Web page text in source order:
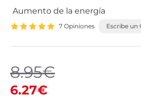
Aumento de la energía
7 Opiniones Escribe un
6.27€
8.95€